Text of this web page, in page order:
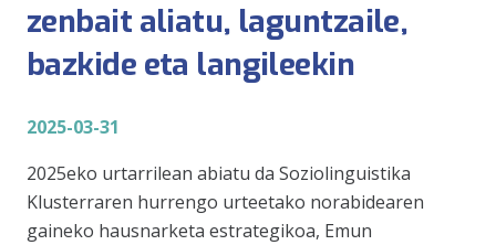
zenbait aliatu, laguntzaile,
bazkide eta langileekin
2025-03-31
2025eko urtarrilean abiatu da Soziolinguistika
Klusterraren hurrengo urteetako norabidearen
gaineko hausnarketa estrategikoa, Emun